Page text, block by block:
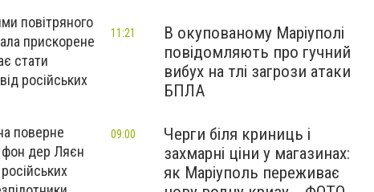
повітряного
прискорене
стати
російських
поверне
фон дер Ляєн
В окупованому Маріуполі
повідомляють про гучний
вибух на тлі загрози атаки
БПЛА
11:21
Черги біля криниць і
захмарні ціни у магазинах:
як Маріуполь переживає
09:00